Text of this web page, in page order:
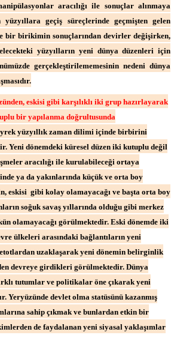
aracılığı ile sonuçlar alınmaya
geçiş süreçlerinde geçmişten gelen
bir birikimin sonuçlarından devirler değişirken,
yüzyılların yeni dünya düzenleri için
gerçekleştirilememesinin nedeni dünya
eskisi gibi karşılıklı iki grup hazırlayarak
bir yapılanma doğrultusunda
yüzyıllık zaman dilimi içinde birbirini
Yeni dönemdeki küresel düzen iki kutuplu değil
aracılığı ile kurulabileceği ortaya
ya da yakınlarında küçük ve orta boy
eskisi gibi kolay olamayacağı ve başta orta boy
soğuk savaş yıllarında olduğu gibi merkez
olamayacağı görülmektedir. Eski dönemde iki
ülkeleri arasındaki bağlantıların yeni
uzaklaşarak yeni dönemin belirginlik
devreye girdikleri görülmektedir. Dünya
tutumlar ve politikalar öne çıkarak yeni
Yeryüzünde devlet olma statüsünü kazanmış
sahip çıkmak ve bunlardan etkin bir
de faydalanan yeni siyasal yaklaşımlar